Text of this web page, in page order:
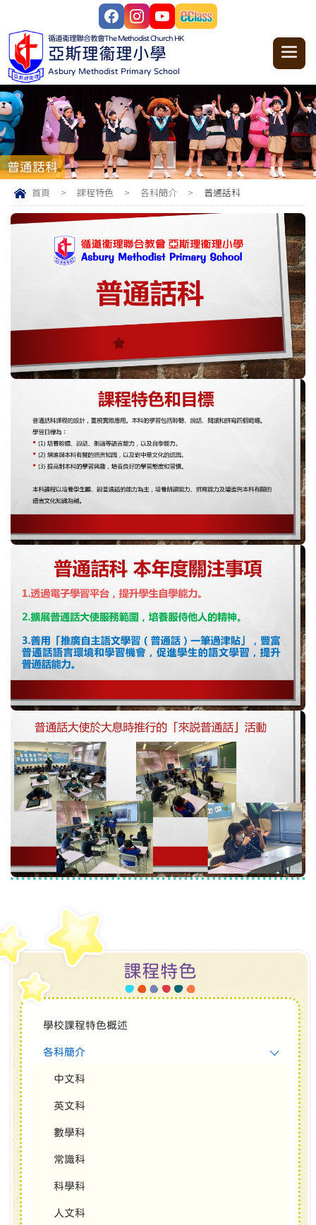
循道衞理聯合教會The Methodist Church HK
亞斯理衞理小學
Asbury Methodist Primary School
普通話科
首頁 > 課程特色 > 各科簡介 > 普通話科
課程特色
學校課程特色概述
各科簡介
中文科
英文科
數學科
常識科
科學科
人文科